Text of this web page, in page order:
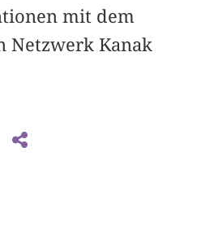
mit dem
Netzwerk Kanak